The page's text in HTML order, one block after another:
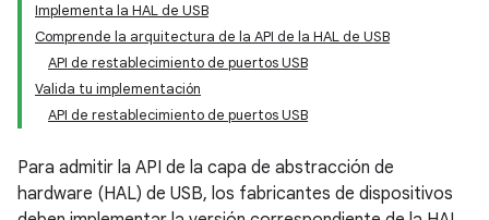
Implementa la HAL de USB
Comprende la arquitectura de la API de la HAL de USB
API de restablecimiento de puertos USB
Valida tu implementación
API de restablecimiento de puertos USB
Para admitir la API de la capa de abstracción de
hardware (HAL) de USB, los fabricantes de dispositivos